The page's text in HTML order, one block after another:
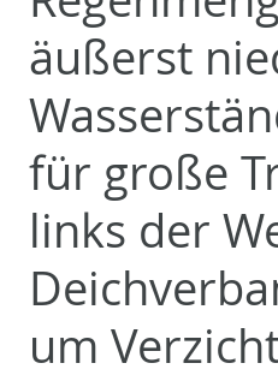
äußerst
für große
links der
um